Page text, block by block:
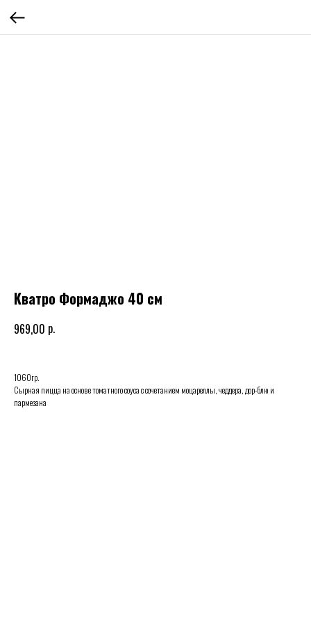
Кватро Формаджо 40 см
969,00 р.
1060гр.
Сырная пицца на основе томатного соуса с сочетанием моцареллы, чеддера, дор-блю и
пармезана